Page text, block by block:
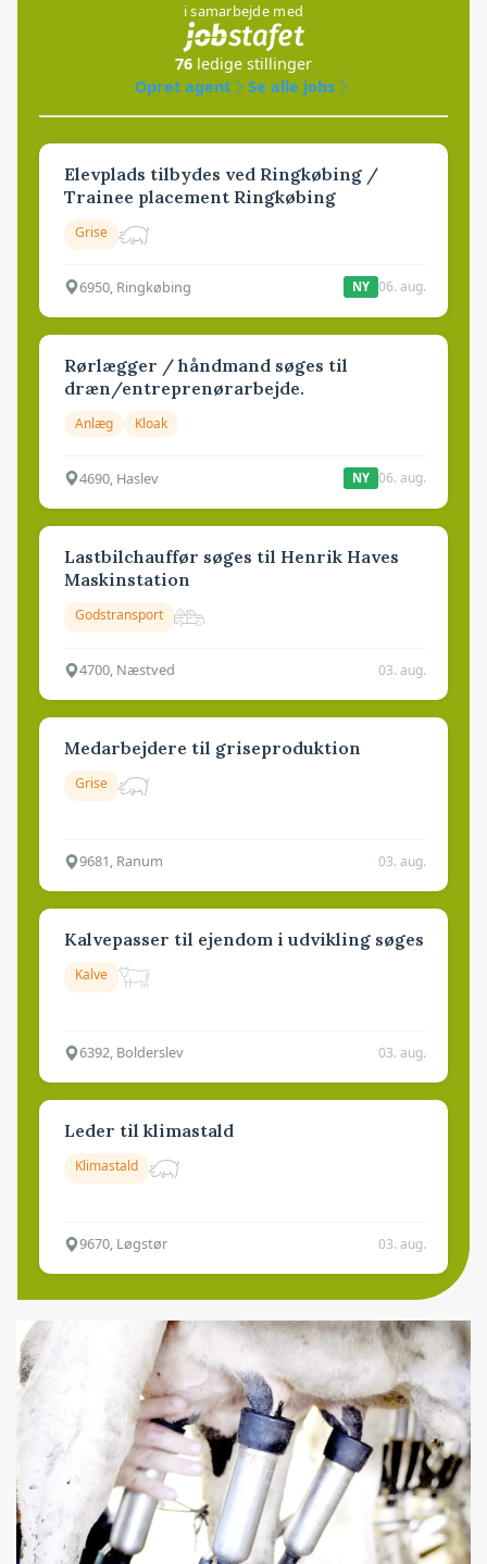
i samarbejde med
76 ledige stillinger
Opret agent
Se alle jobs
Elevplads tilbydes ved Ringkøbing /
Trainee placement Ringkøbing
Grise
6950, Ringkøbing NY 06. aug.
Rørlægger / håndmand søges til
dræn/entreprenørarbejde.
Anlæg Kloak
4690, Haslev NY 06. aug.
Lastbilchauffør søges til Henrik Haves
Maskinstation
Godstransport
4700, Næstved 03. aug.
Medarbejdere til griseproduktion
Grise
9681, Ranum 03. aug.
Kalvepasser til ejendom i udvikling søges
Kalve
6392, Bolderslev 03. aug.
Leder til klimastald
Klimastald
9670, Løgstør 03. aug.